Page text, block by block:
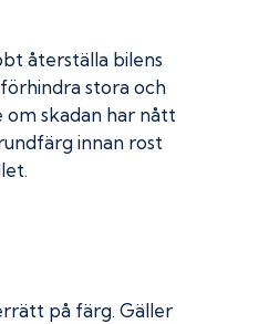
återställa bilens
stora och
skadan har nått
innan rost
på färg. Gäller